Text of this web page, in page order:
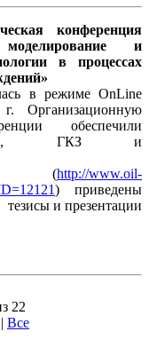
конференция
моделирование и
в процессах
в режиме OnLine
Организационную
обеспечили
РФ, ГКЗ и
(http://www.oil-
) приведены
и презентации
22
| Все